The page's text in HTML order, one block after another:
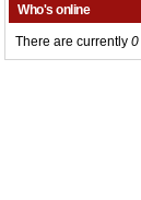
Who's online
There are currently 0